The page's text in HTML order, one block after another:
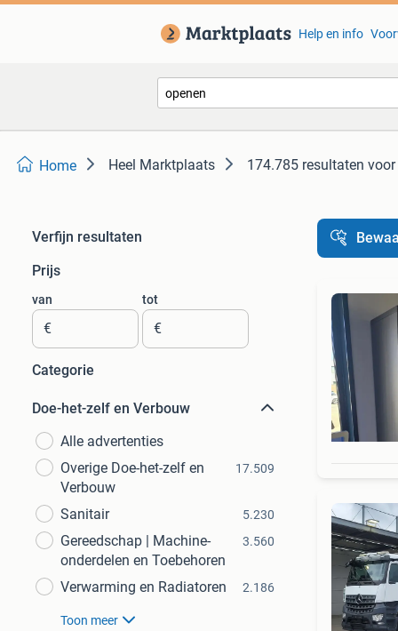
Help en info
Home Heel Marktplaats 174.785 resultaten voor
Verfijn resultaten
Prijs
van
€
tot
€
Categorie
Doe-het-zelf en Verbouw
Alle advertenties
Overige Doe-het-zelf en
Verbouw
17.509
Sanitair 5.230
Gereedschap | Machine-
onderdelen en Toebehoren
3.560
Verwarming en Radiatoren 2.186
Toon meer